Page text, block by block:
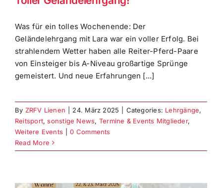
Was für ein tolles Wochenende: Der
Geländelehrgang mit Lara war ein voller Erfolg. Bei
strahlendem Wetter haben alle Reiter-Pferd-Paare
von Einsteiger bis A-Niveau großartige Sprünge
gemeistert. Und neue Erfahrungen [...]
By ZRFV Lienen 24. März 2025 Categories: Lehrgänge,
Reitsport,sonstige News, Termine & Events Mitglieder,
Weitere Events
0 Comments
Read More